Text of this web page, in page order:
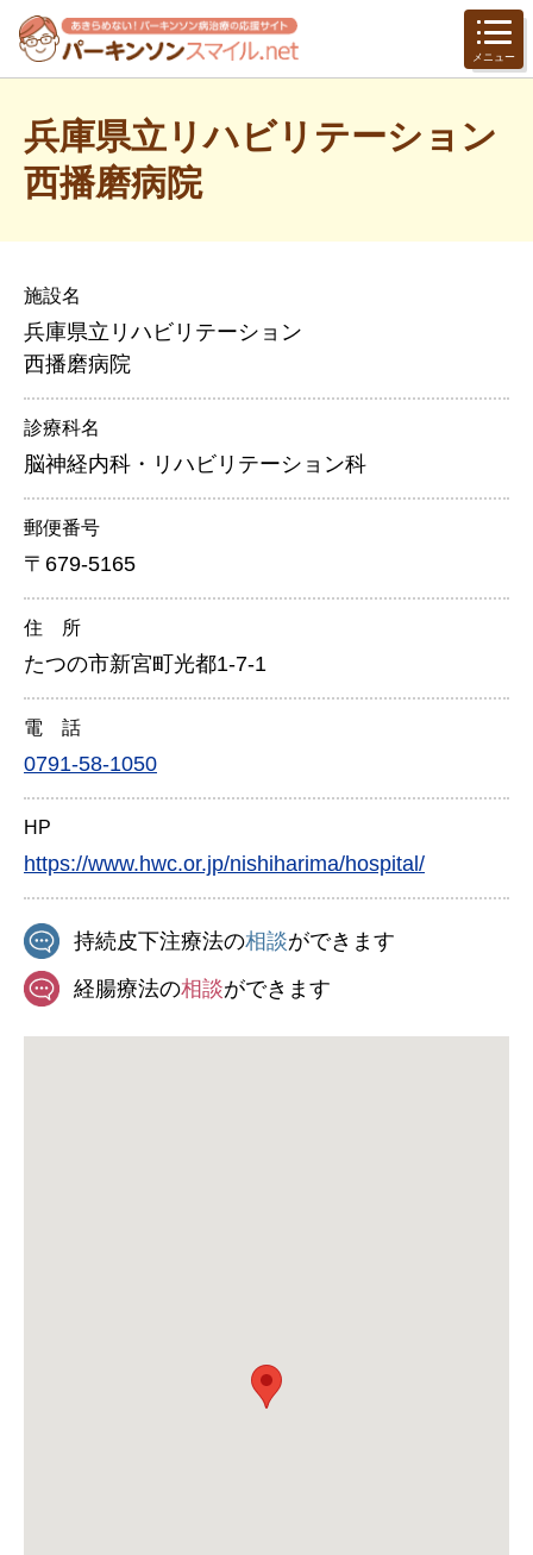
メニュー
兵庫県立リハビリテーション
西播磨病院
施設名
兵庫県立リハビリテーション
西播磨病院
診療科名
脳神経内科・リハビリテーション科
郵便番号
〒679-5165
住 所
たつの市新宮町光都1-7-1
電 話
0791-58-1050
HP
https://www.hwc.or.jp/nishiharima/hospital/
持続皮下注療法の相談ができます
経腸療法の相談ができます